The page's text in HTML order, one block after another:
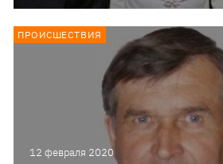
12 февраля 2020
ПРОИСШЕСТВИЯ